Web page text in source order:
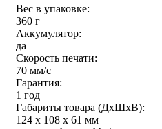
Вес в упаковке:
360 г
Аккумулятор:
да
Скорость печати:
70 мм/с
Гарантия:
1 год
Габариты товара (ДxШxВ):
124 x 108 x 61 мм